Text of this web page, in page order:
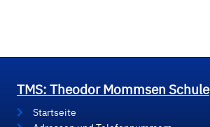
TMS: Theodor Mommsen Schule
Startseite